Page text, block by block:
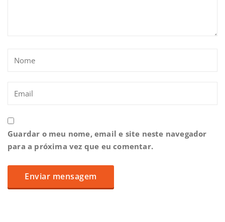
Guardar o meu nome, email e site neste navegador
para a próxima vez que eu comentar.